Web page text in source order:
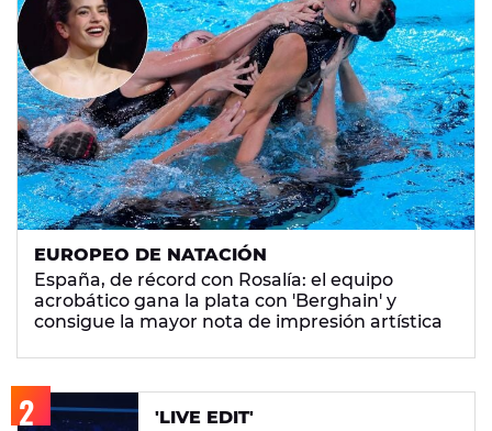
EUROPEO DE NATACIÓN
España, de récord con Rosalía: el equipo
acrobático gana la plata con 'Berghain' y
consigue la mayor nota de impresión artística
'LIVE EDIT'